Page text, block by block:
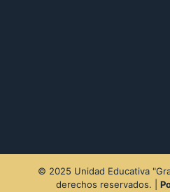
© 2025 Unidad Educativa
derechos reservados. |